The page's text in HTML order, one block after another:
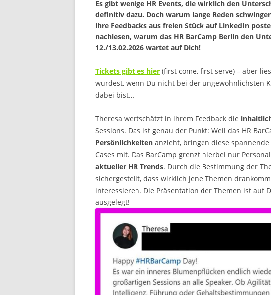
Es gibt wenige HR Events, die wirklich den
definitiv dazu. Doch warum lange Reden
ihre Feedbacks aus freien Stück auf LinkedIn
nachlesen, warum das HR BarCamp Berlin den
12./13.02.2026 wartet auf Dich!
Tickets gibt es hier (first come, first serve) – aber
würdest, wenn Du nicht bei der ungewöhnlichsten
dabei bist…
Theresa wertschätzt in ihrem Feedback die
Sessions. Das ist genau der Punkt: Weil das HR
Persönlichkeiten anzieht, bringen diese
Cases mit. Das BarCamp grenzt hierbei nur
aktueller HR Trends. Durch die Bestimmung der
sichergestellt, dass wirklich jene Themen
interessieren. Die Präsentation der Themen ist auf
ausgelegt!